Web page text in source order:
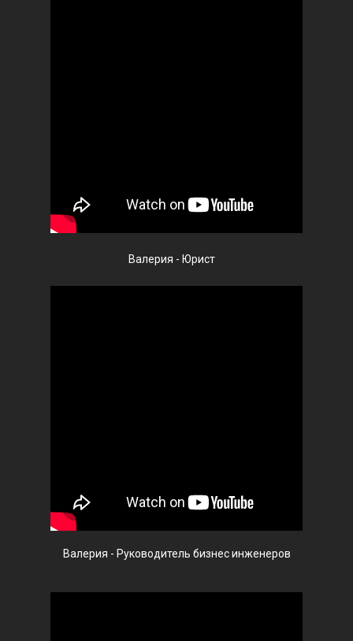
Валерия - Юрист
Валерия - Руководитель бизнес инженеров